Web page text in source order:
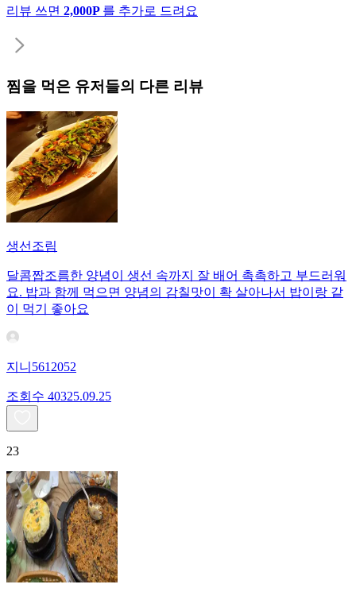
리뷰 쓰면 2,000P 를 추가로 드려요
찜을 먹은 유저들의 다른 리뷰
생선조림
달콤짭조름한 양념이 생선 속까지 잘 배어 촉촉하고 부드러워
요. 밥과 함께 먹으면 양념의 감칠맛이 확 살아나서 밥이랑 같
이 먹기 좋아요
지니5612052
조회수 40325.09.25
23